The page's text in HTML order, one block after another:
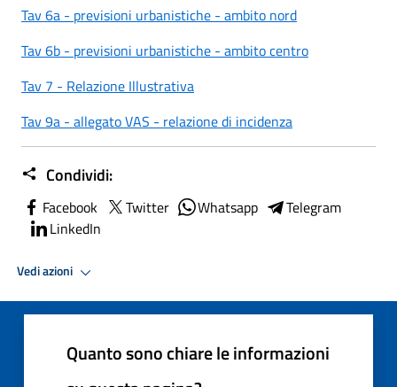
Tav 6a - previsioni urbanistiche - ambito nord
Tav 6b - previsioni urbanistiche - ambito centro
Tav 7 - Relazione Illustrativa
Tav 9a - allegato VAS - relazione di incidenza
Condividi:
Facebook Twitter Whatsapp
Telegram
LinkedIn
Vedi azioni
Quanto sono chiare le informazioni